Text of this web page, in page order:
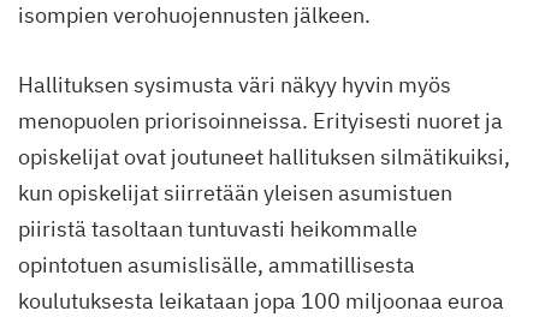
isompien verohuojennusten jälkeen.
Hallituksen sysimusta väri näkyy hyvin myös
menopuolen priorisoinneissa. Erityisesti nuoret ja
opiskelijat ovat joutuneet hallituksen silmätikuiksi,
kun opiskelijat siirretään yleisen asumistuen
piiristä tasoltaan tuntuvasti heikommalle
opintotuen asumislisälle, ammatillisesta
koulutuksesta leikataan jopa 100 miljoonaa euroa